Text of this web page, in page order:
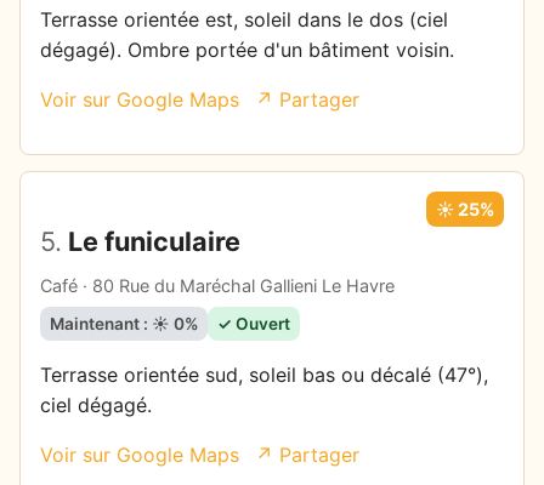
Terrasse orientée est, soleil dans le dos (ciel
dégagé). Ombre portée d'un bâtiment voisin.
Voir sur Google Maps ↗ Partager
5. Le funiculaire
Café · 80 Rue du Maréchal Gallieni Le Havre
☀️ 25%
Maintenant : ☀️ 0% ✓ Ouvert
Terrasse orientée sud, soleil bas ou décalé (47°),
ciel dégagé.
Voir sur Google Maps ↗ Partager